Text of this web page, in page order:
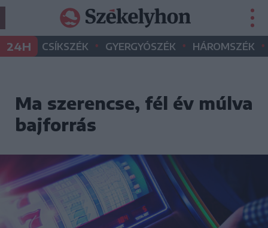
24H CSÍKSZÉK • GYERGYÓSZÉK • HÁROMSZÉK •
Ma szerencse, fél év múlva
bajforrás